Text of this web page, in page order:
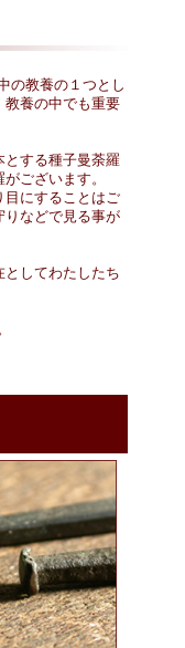
の教養の１つとし
養の中でも重要
する種子曼荼羅
ございます。
にすることはご
などで見る事が
してわたしたち